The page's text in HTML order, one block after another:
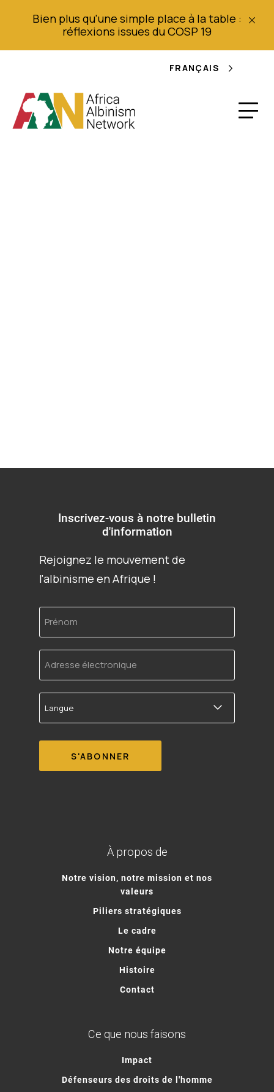
Bien plus qu'une simple place à la table :
réflexions issues du COSP 19
FRANÇAIS
Inscrivez-vous à notre bulletin
d'information
Rejoignez le mouvement de
l'albinisme en Afrique !
Prénom
Adresse
électronique
Langue
À propos de
Notre vision, notre mission et nos
valeurs
Piliers stratégiques
Le cadre
Notre équipe
Histoire
Contact
Ce que nous faisons
Impact
Défenseurs des droits de l'homme